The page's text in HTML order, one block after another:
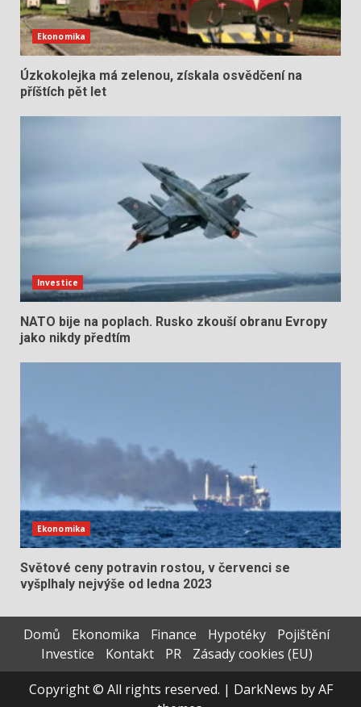
Ekonomika
Úzkokolejka má zelenou, získala osvědčení na
příštích pět let
Investice
NATO bije na poplach. Rusko zkouší obranu Evropy
jako nikdy předtím
Ekonomika
Světové ceny potravin rostou, v červenci se
vyšplhaly nejvýše od ledna 2023
Domů Ekonomika Finance Hypotéky
Pojištění
Investice
Kontakt PR
Zásady cookies (EU)
Copyright © All rights reserved. | DarkNews by AF